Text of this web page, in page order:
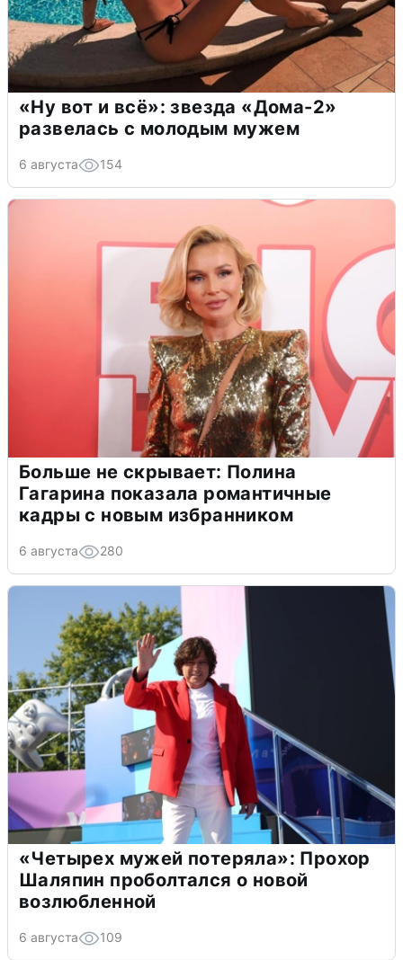
«Ну вот и всё»: звезда «Дома-2»
развелась с молодым мужем
6 августа 154
Больше не скрывает: Полина
Гагарина показала романтичные
кадры с новым избранником
6 августа 280
«Четырех мужей потеряла»: Прохор
Шаляпин проболтался о новой
возлюбленной
6 августа 109